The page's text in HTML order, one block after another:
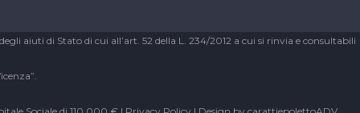
aiuti di Stato di cui all’art. 52 della L. 234/2012 a cui si rinvia e consultabili